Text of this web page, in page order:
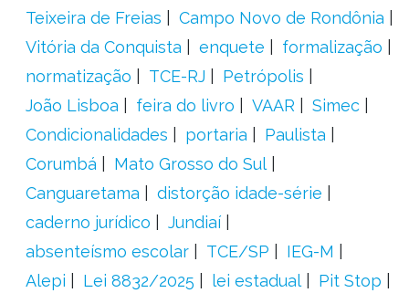
Teixeira de Freias
Campo Novo de Rondônia
Vitória da Conquista
enquete
formalização
normatização
TCE-RJ
Petrópolis
João Lisboa
feira do livro VAAR
Simec
Condicionalidades
portaria
Paulista
Corumbá
Mato Grosso do Sul
Canguaretama
distorção idade-série
caderno jurídico
Jundiaí
absenteísmo escolar
TCE/SP
IEG-M
Alepi
Lei 8832/2025 lei estadual
Pit Stop